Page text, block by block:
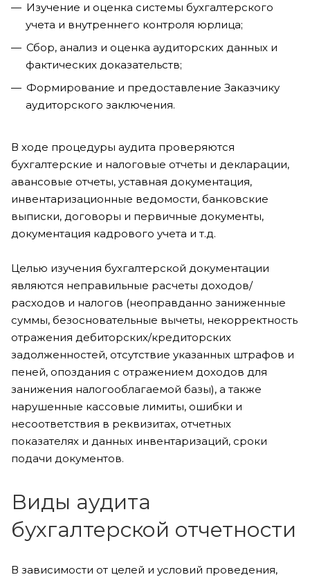
Изучение и оценка системы бухгалтерского
учета и внутреннего контроля юрлица;
Сбор, анализ и оценка аудиторских данных и
фактических доказательств;
Формирование и предоставление Заказчику
аудиторского заключения.
В ходе процедуры аудита проверяются
бухгалтерские и налоговые отчеты и декларации,
авансовые отчеты, уставная документация,
инвентаризационные ведомости, банковские
выписки, договоры и первичные документы,
документация кадрового учета и т.д.
Целью изучения бухгалтерской документации
являются неправильные расчеты доходов/
расходов и налогов (неоправданно заниженные
суммы, безосновательные вычеты, некорректность
отражения дебиторских/кредиторских
задолженностей, отсутствие указанных штрафов и
пеней, опоздания с отражением доходов для
занижения налогооблагаемой базы), а также
нарушенные кассовые лимиты, ошибки и
несоответствия в реквизитах, отчетных
показателях и данных инвентаризаций, сроки
подачи документов.
Виды аудита
бухгалтерской отчетности
В зависимости от целей и условий проведения,